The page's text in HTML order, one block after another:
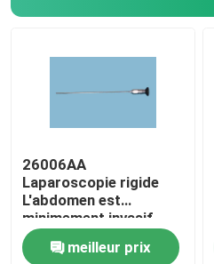
26006AA
Laparoscopie rigide
L'abdomen est
minimement invasif
Laparoscopie du
bassin Visualisation
meilleur prix